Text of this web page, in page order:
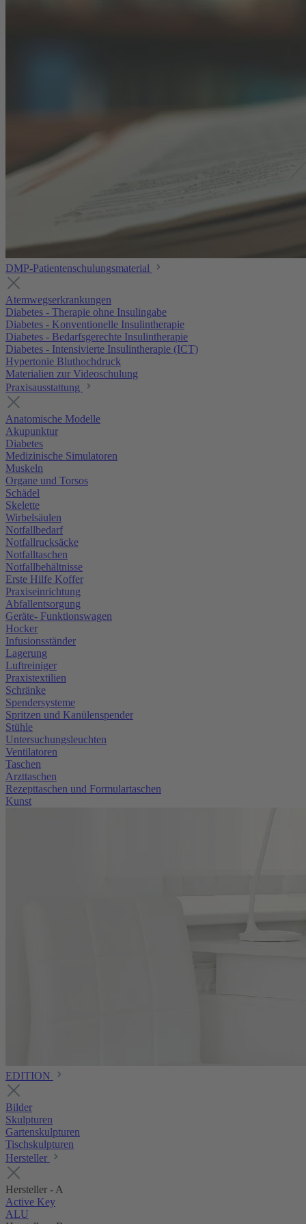
DMP-Patientenschulungsmaterial
Atemwegserkrankungen
Diabetes - Therapie ohne Insulingabe
Diabetes - Konventionelle Insulintherapie
Diabetes - Bedarfsgerechte Insulintherapie
Diabetes - Intensivierte Insulintherapie (ICT)
Hypertonie Bluthochdruck
Materialien zur Videoschulung
Praxisausstattung
Anatomische Modelle
Akupunktur
Diabetes
Medizinische Simulatoren
Muskeln
Organe und Torsos
Schädel
Skelette
Wirbelsäulen
Notfallbedarf
Notfallrucksäcke
Notfalltaschen
Notfallbehältnisse
Erste Hilfe Koffer
Praxiseinrichtung
Abfallentsorgung
Geräte- Funktionswagen
Hocker
Infusionsständer
Lagerung
Luftreiniger
Praxistextilien
Schränke
Spendersysteme
Spritzen und Kanülenspender
Stühle
Untersuchungsleuchten
Ventilatoren
Taschen
Arzttaschen
Rezepttaschen und Formulartaschen
Kunst
EDITION
Bilder
Skulpturen
Gartenskulpturen
Tischskulpturen
Hersteller
Hersteller - A
Active Key
ALU